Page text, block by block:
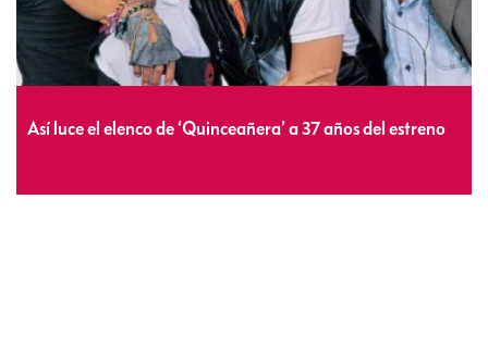
Así luce el elenco de ‘Quinceañera’ a 37 años del estreno